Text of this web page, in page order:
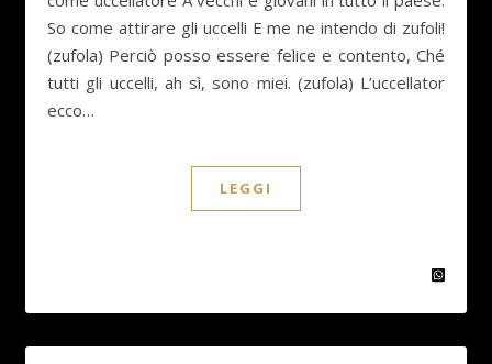
So come attirare gli uccelli E me ne intendo di zufoli!
(zufola) Perciò posso essere felice e contento, Ché
tutti gli uccelli, ah sì, sono miei. (zufola) L’uccellator
ecco…
LEGGI